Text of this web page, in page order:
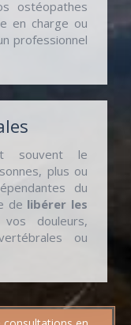
ostéopathes
en charge ou
professionnel
souvent le
plus ou
du
de libérer les
douleurs,
ou